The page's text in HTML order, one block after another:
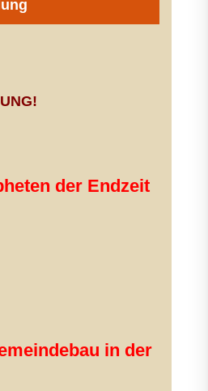
der Endzeit
in der